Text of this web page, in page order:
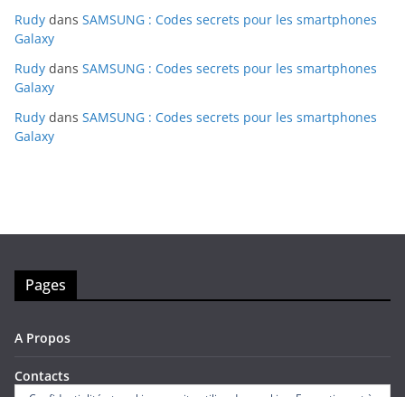
Rudy dans SAMSUNG : Codes secrets pour les smartphones
Galaxy
Rudy dans SAMSUNG : Codes secrets pour les smartphones
Galaxy
Rudy dans SAMSUNG : Codes secrets pour les smartphones
Galaxy
Pages
A Propos
Contacts